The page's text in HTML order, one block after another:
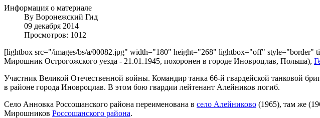
Информация о материале
By Воронежский Гид
09 декабря 2014
Просмотров: 1012
[lightbox src="/images/bs/a/00082.jpg" width="180" height="268" lightbox="off"
Мирошник Острогожского уезда - 21.01.1945, похоронен в городе Иновроцлав, Польша),
Участник Великой Отечественной войны. Командир танка 66-й гвардейской танковой
в районе города Иновроцлав. В этом бою гвардии лейтенант Алейников погиб.
Село Анновка Россошанского района переименована в село Алейниково (1965), там же
Мирошников Россошанского района.